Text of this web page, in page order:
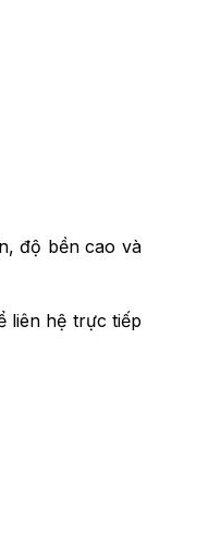
độ bền cao và
liên hệ trực tiếp